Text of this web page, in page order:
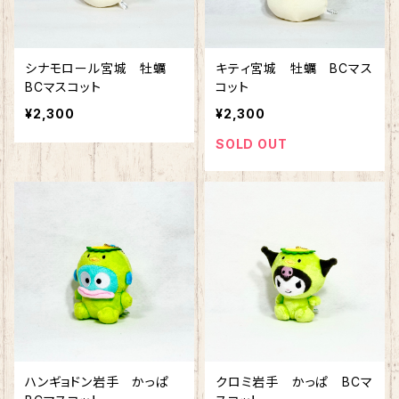
シナモロール宮城 牡蠣
BCマスコット
¥2,300
キティ宮城 牡蠣 BCマス
コット
¥2,300
SOLD OUT
ハンギョドン岩手 かっぱ
クロミ岩手 かっぱ BCマ